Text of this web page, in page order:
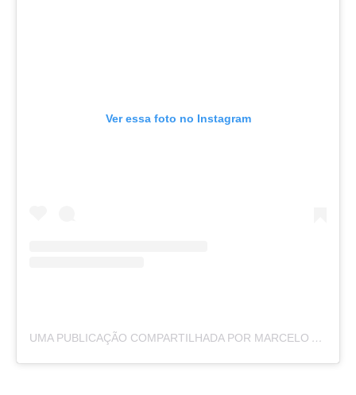
Ver essa foto no Instagram
UMA PUBLICAÇÃO COMPARTILHADA POR MARCELO ALONSO (@MARCELOALONSOMORAIS)